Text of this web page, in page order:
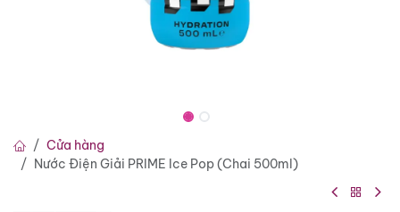
Cửa hàng
Nước Điện Giải PRIME Ice Pop (Chai 500ml)